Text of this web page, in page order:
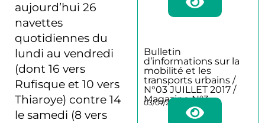
aujourd’hui 26
navettes
quotidiennes du
lundi au vendredi
(dont 16 vers
Rufisque et 10 vers
Thiaroye) contre 14
le samedi (8 vers
Bulletin
d’informations sur la
mobilité et les
transports urbains /
N°03 JUILLET 2017 /
Magazine N°3
03/07/2017